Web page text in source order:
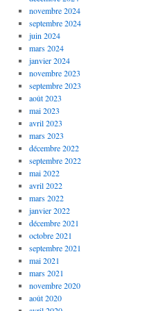
novembre 2024
septembre 2024
juin 2024
mars 2024
janvier 2024
novembre 2023
septembre 2023
août 2023
mai 2023
avril 2023
mars 2023
décembre 2022
septembre 2022
mai 2022
avril 2022
mars 2022
janvier 2022
décembre 2021
octobre 2021
septembre 2021
mai 2021
mars 2021
novembre 2020
août 2020